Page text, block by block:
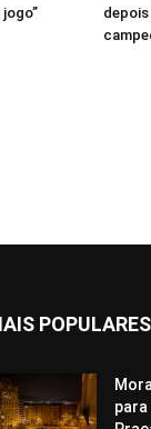
POPULARES